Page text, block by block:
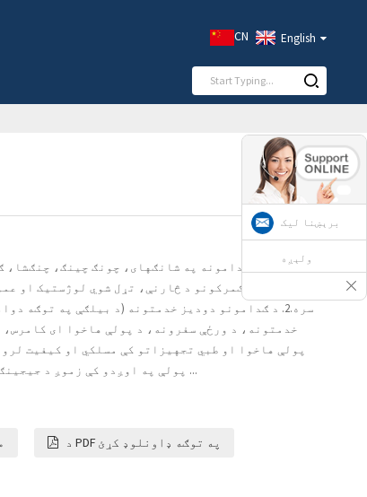
CN English
چانګزو کې د ګمرکونو د څارنې، تړل شوي لوژستیک او
سره.2. د ګدامونو دودیز خدمتونه (د بیلګې په توګه
پولې په اوږدو کې زموږ د جیجینګ ټونګ ګودام ګمرکي تصفیه خدمت ...
د PDF په توګه ډاونلوډ کړئ
برېښنا لیک
ولېږه